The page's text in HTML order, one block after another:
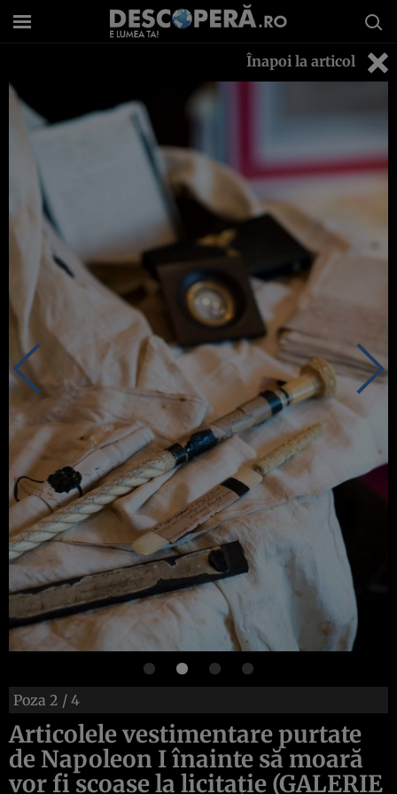
Înapoi la articol
Poza 2 / 4
Articolele vestimentare purtate
de Napoleon I înainte să moară
vor fi scoase la licitaţie (GALERIE